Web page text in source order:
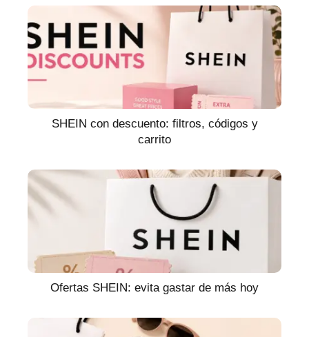
SHEIN con descuento: filtros, códigos y
carrito
Ofertas SHEIN: evita gastar de más hoy